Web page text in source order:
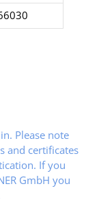
Please note
and certificates
If you
GmbH you